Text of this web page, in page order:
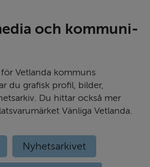
och kommu­ni­
Vetlanda kommuns
du grafisk profil, bilder,
Du hittar också mer
Vänliga Vetlanda.
Nyhetsarkivet